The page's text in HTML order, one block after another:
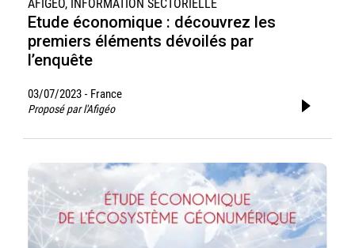
AFIGÉO, INFORMATION SECTORIELLE
Etude économique : découvrez les
premiers éléments dévoilés par
l’enquête
03/07/2023 - France
Proposé par l'Afigéo